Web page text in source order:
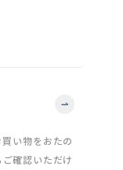
い物をおたの
確認いただけ